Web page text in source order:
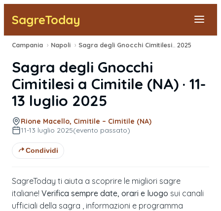
SagreToday
Segnala una sagra
Tutte le Sagre
Vicino a Me
Campania › Napoli › ›2025
Sagra degli Gnocchi
Cimitilesi a Cimitile (NA) · 11-
13 luglio 2025
Rione Macello, Cimitile – Cimitile (NA)
11-13 luglio 2025(evento passato)
Condividi
SagreToday ti aiuta a scoprire le migliori sagre
italiane! Verifica sempre date, orari e luogo sui canali
ufficiali della sagra , informazioni e programma